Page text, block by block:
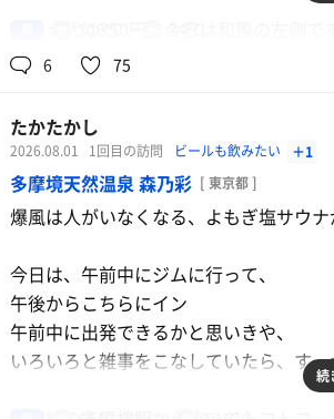
瓶ビール
水
じっこうの薬湯のアツ湯は43度と穏やか
風呂上がりには、ビール頂きつつ、オル
今日もありがとうございました
とはいえ、何とかなるのがこちらの良い
サウナは106度
人は貸切〜9人と、波が激しい
漠然と温度高めと思っていたけど、
人の出入りに負けずにしっかりとアツく
水風呂24度
この時期はこの温度で長めに入って冷却
6 75
たかたかし
2026.08.01 1回目の訪問 ビールも飲みたい ＋1
多摩境天然温泉 森乃彩 [ 東京都 ]
爆風は人がいなくなる、よもぎ塩サウ
今日は、午前中にジムに行って、
午後からこちらにイン
午前中に出発できるかと思いきや、
いろいろと雑事をこなしていたら、す
続